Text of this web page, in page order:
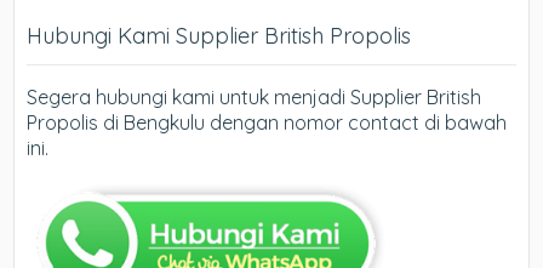
Hubungi Kami Supplier British Propolis
Segera hubungi kami untuk menjadi Supplier British
Propolis di Bengkulu dengan nomor contact di bawah
ini.